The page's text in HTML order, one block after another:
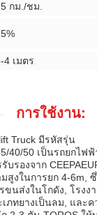
กม./ชม.
4 เมตร
การใช้งาน:
Truck มีรหัสรุ่น
40/50 เป็นรถยกไฟ
บรองจาก
สูงในการยก 4-6m,
นส่งในโกดัง, โรงง
ภทยางเป็นลม, และ